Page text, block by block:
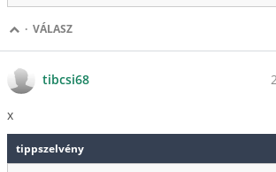
· VÁLASZ
tibcsi68
x
tippszelvény